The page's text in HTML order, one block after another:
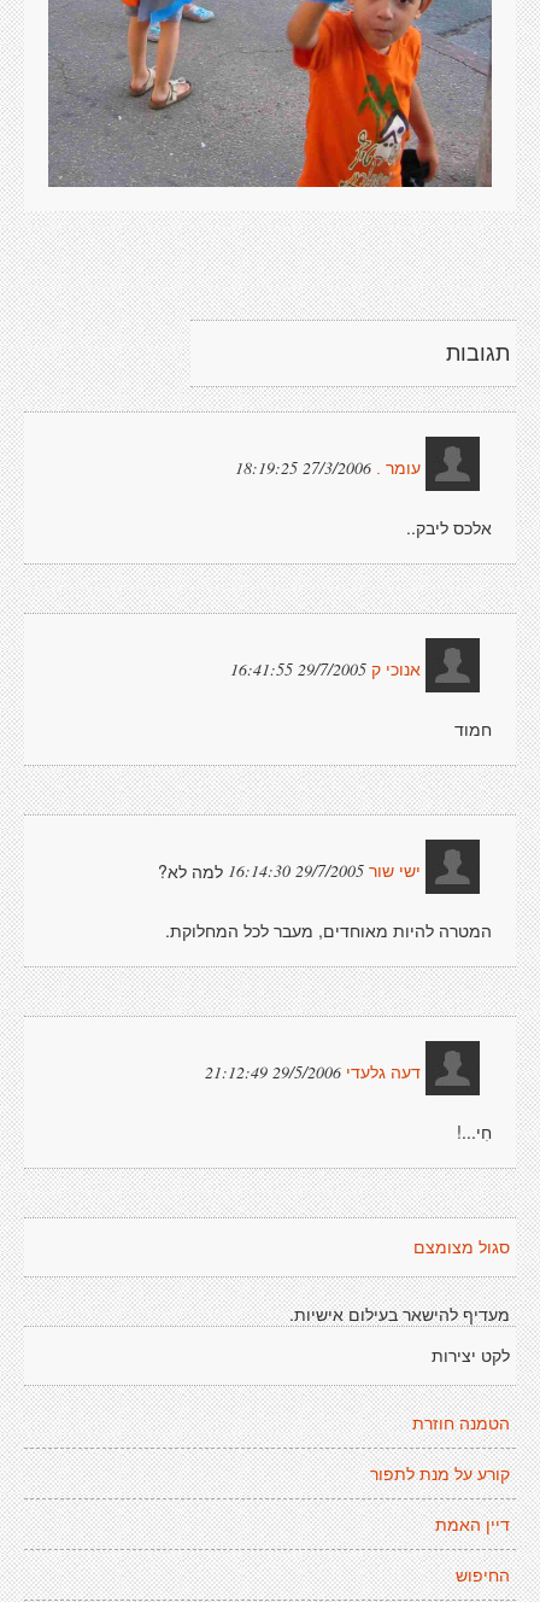
תגובות
עומר . 27/3/2006 18:19:25
אלכס ליבק..
אנוכי ק 29/7/2005 16:41:55
חמוד
ישי שור 29/7/2005 16:14:30 למה לא?
המטרה להיות מאוחדים, מעבר לכל המחלוקת.
דעה גלעדי 29/5/2006 21:12:49
חִי...!
סגול מצומצם
מעדיף להישאר בעילום אישיות.
לקט יצירות
הטמנה חוזרת
קורע על מנת לתפור
דיין האמת
החיפוש